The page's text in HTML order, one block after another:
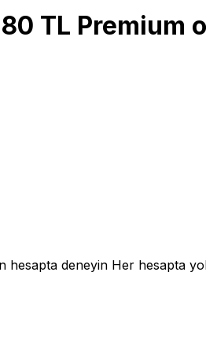
TL Premium
hesapta deneyin Her hesapta